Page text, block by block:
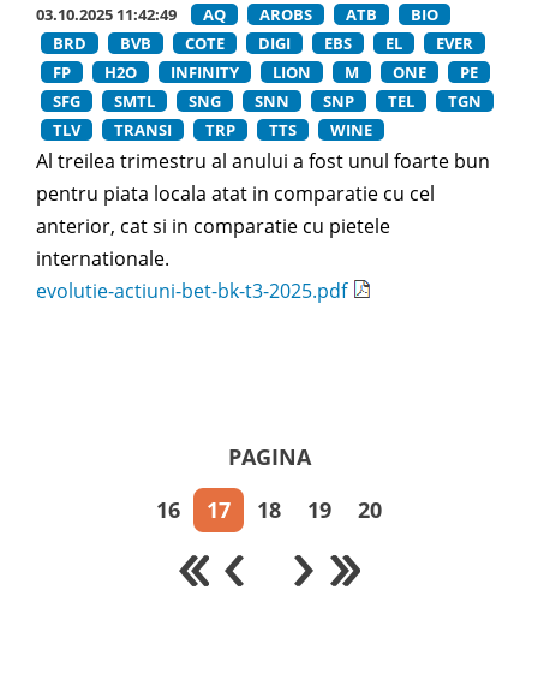
03.10.2025 11:42:49 AQ AROBS ATB
BIO
BRD
BVB COTE DIGI EBS EL
EVER
FP
H2O INFINITY LION M ONE
PE
SFG
SMTL SNG SNN SNP TEL
TGN
TLV
TRANSI TRP TTS WINE
Al treilea trimestru al anului a fost unul foarte bun
pentru piata locala atat in comparatie cu cel
anterior, cat si in comparatie cu pietele
internationale.
evolutie-actiuni-bet-bk-t3-2025.pdf
PAGINA
16
17 18 19 20